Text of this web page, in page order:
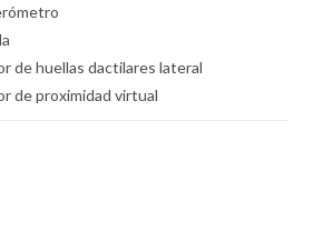
de huellas dactilares lateral
de proximidad virtual